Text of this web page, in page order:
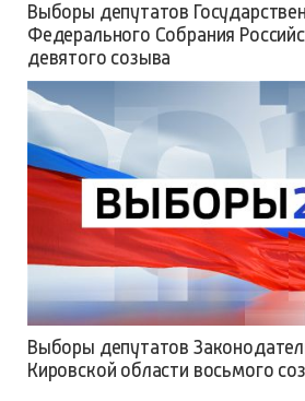
Выборы депутатов
Федерального Собрания
девятого созыва
Выборы депутатов
Кировской области восьмого